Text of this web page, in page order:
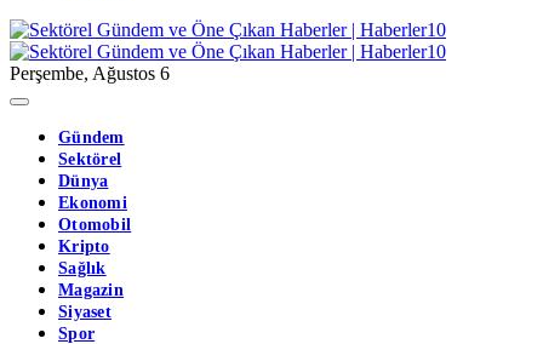
Perşembe, Ağustos 6
Gündem
Sektörel
Dünya
Ekonomi
Otomobil
Kripto
Sağlık
Magazin
Siyaset
Spor